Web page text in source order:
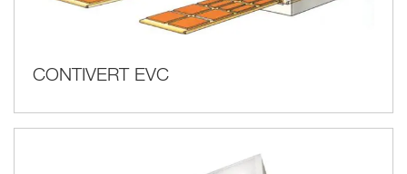
CONTIVERT EVC